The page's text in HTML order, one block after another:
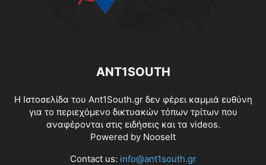
ANT1SOUTH
Η Ιστοσελίδα του Ant1South.gr δεν φέρει καμμιά ευθύνη
για το περιεχόμενο δικτυακών τόπων τρίτων που
αναφέρονται στις ειδήσεις και τα videos.
Powered by NooseIt
Contact us: info@ant1south.gr